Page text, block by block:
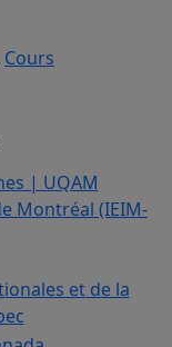
Cours